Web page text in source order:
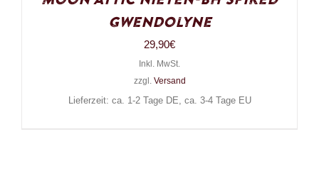
Gwendolyne
29,90€
Inkl. MwSt.
zzgl. Versand
Lieferzeit: ca. 1-2 Tage DE, ca. 3-4 Tage EU